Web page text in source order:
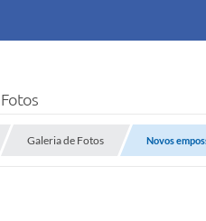
Galeria de Fotos Novos